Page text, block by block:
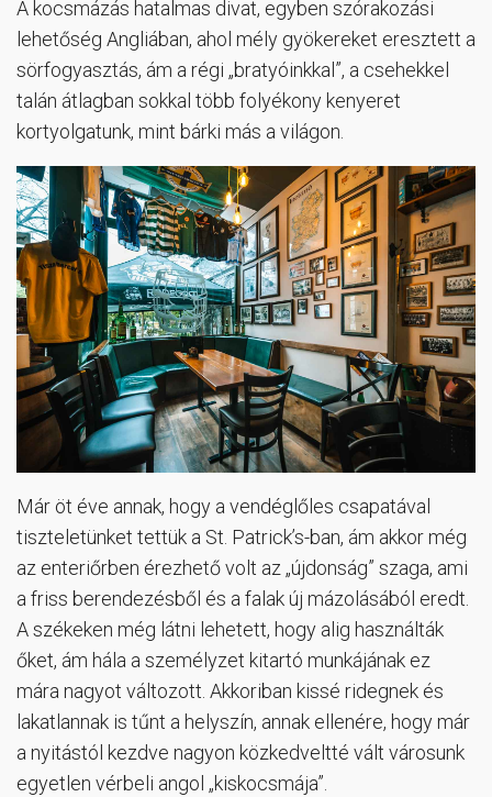
A kocsmázás hatalmas divat, egyben szórakozási
lehetőség Angliában, ahol mély gyökereket eresztett a
sörfogyasztás, ám a régi „bratyóinkkal”, a csehekkel
talán átlagban sokkal több folyékony kenyeret
kortyolgatunk, mint bárki más a világon.
Már öt éve annak, hogy a vendéglőles csapatával
tiszteletünket tettük a St. Patrick’s-ban, ám akkor még
az enteriőrben érezhető volt az „újdonság” szaga, ami
a friss berendezésből és a falak új mázolásából eredt.
A székeken még látni lehetett, hogy alig használták
őket, ám hála a személyzet kitartó munkájának ez
mára nagyot változott. Akkoriban kissé ridegnek és
lakatlannak is tűnt a helyszín, annak ellenére, hogy már
a nyitástól kezdve nagyon közkedveltté vált városunk
egyetlen vérbeli angol „kiskocsmája”.